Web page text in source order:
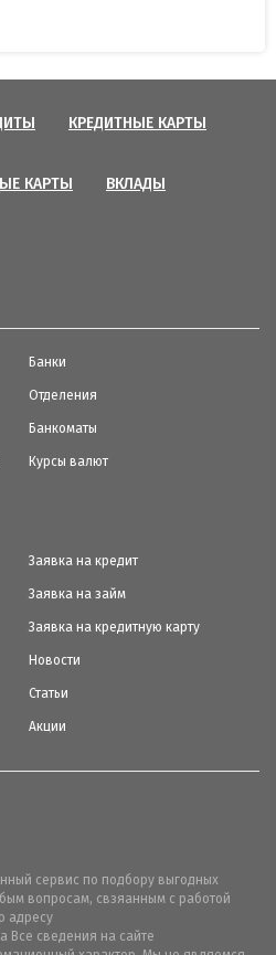
КРЕДИТНЫЕ КАРТЫ
КАРТЫ ВКЛАДЫ
Банки
Отделения
Банкоматы
Курсы валют
Заявка на кредит
Заявка на займ
Заявка на кредитную карту
Новости
Статьи
Акции
сервис по подбору выгодных
вопросам, свзяанным с работой
адресу
Все сведения на сайте